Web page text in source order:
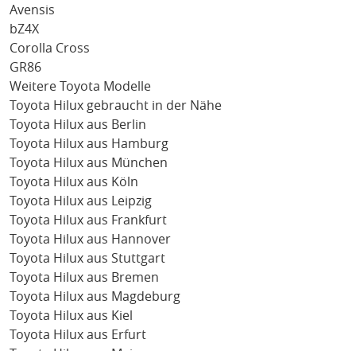
Avensis
bZ4X
Corolla Cross
GR86
Weitere Toyota Modelle
Toyota Hilux gebraucht in der Nähe
Toyota Hilux aus Berlin
Toyota Hilux aus Hamburg
Toyota Hilux aus München
Toyota Hilux aus Köln
Toyota Hilux aus Leipzig
Toyota Hilux aus Frankfurt
Toyota Hilux aus Hannover
Toyota Hilux aus Stuttgart
Toyota Hilux aus Bremen
Toyota Hilux aus Magdeburg
Toyota Hilux aus Kiel
Toyota Hilux aus Erfurt